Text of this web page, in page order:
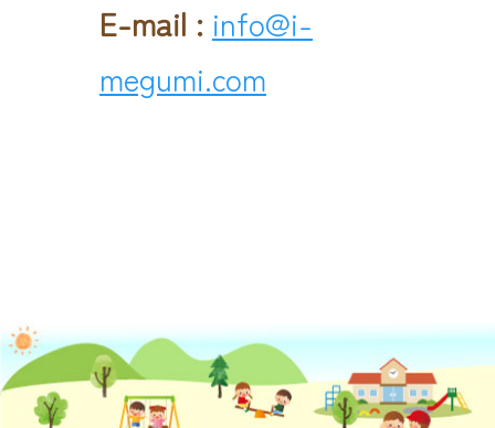
E-mail : info@i-
megumi.com